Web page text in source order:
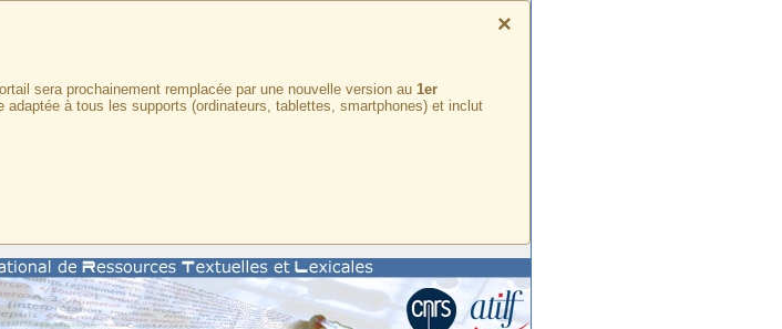
×
sera prochainement remplacée par une nouvelle version au 1er
adaptée à tous les supports (ordinateurs, tablettes, smartphones) et inclut